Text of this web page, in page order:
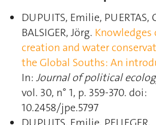
DUPUITS, Emilie, PUERTAS,
BALSIGER, Jörg. Knowledges
creation and water
the Global Souths: An
In: Journal of political
vol. 30, n° 1, p. 359‑370. doi:
10.2458/jpe.5797